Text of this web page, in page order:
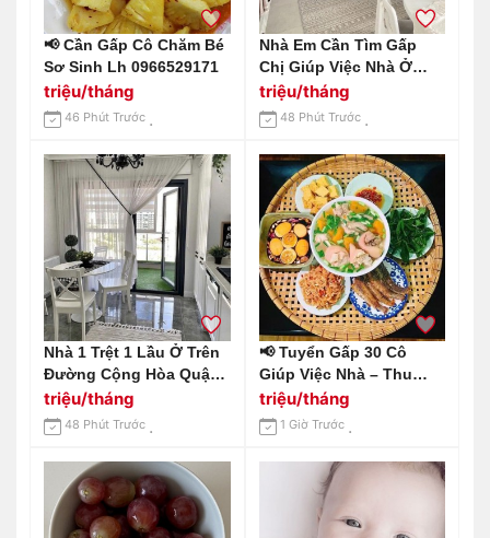
📢 Cần Gấp Cô Chăm Bé
Sơ Sinh Lh 0966529171
triệu/tháng
46 Phút Trước
Nhà Em Cần Tìm Gấp
Chị Giúp Việc Nhà Ở
Quận Tân Bình Trên
Đường Âu Cơ Lương 14
Triệu Bao Ăn Ở
triệu/tháng
48 Phút Trước
Nhà 1 Trệt 1 Lầu Ở Trên
Đường Cộng Hòa Quận
Tân Bình Cần Tìm Gấp
Chị Giúp Việc Lương
13tr Bao Ăn Ở
triệu/tháng
48 Phút Trước
📢 Tuyển Gấp 30 Cô
Giúp Việc Nhà – Thu
Nhập 9–12 Triệu/tháng
triệu/tháng
1 Giờ Trước